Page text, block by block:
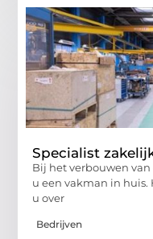
Specialist
Bij het verbouwen
u een vakman in
u over
Bedrijven